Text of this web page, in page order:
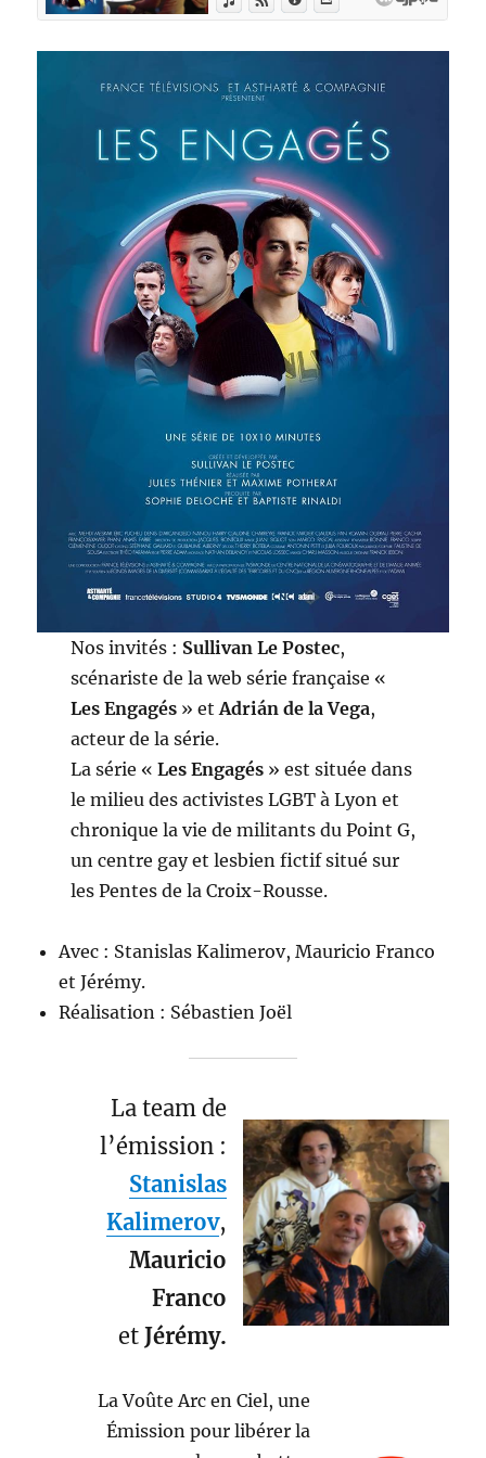
Nos invités : Sullivan Le Postec,
scénariste de la web série française «
Les Engagés» etAdrián de la Vega,
acteur de la série.
La série « Les Engagés» est située dans
le milieu des activistes LGBT à Lyon et
chronique la vie de militants du Point G,
un centre gay et lesbien fictif situé sur
les Pentes de la Croix-Rousse.
Avec : Stanislas Kalimerov, Mauricio Franco
et Jérémy.
Réalisation : Sébastien Joël
La team de
l’émission :
Stanislas
Kalimerov,
Mauricio
Franco
et Jérémy.
La Voûte Arc en Ciel, une
Émission pour libérer la